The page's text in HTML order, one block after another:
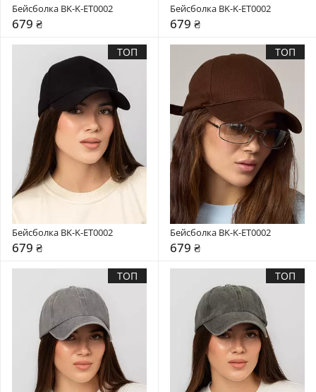
Бейсболка BK-K-ET0002
679 ₴
Бейсболка BK-K-ET0002
679 ₴
ТОП
Бейсболка BK-K-ET0002
679 ₴
ТОП
Бейсболка BK-K-ET0002
679 ₴
ТОП ТОП